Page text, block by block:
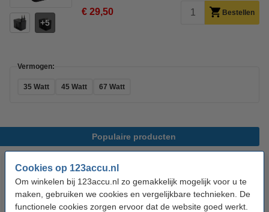
Cookies op 123accu.nl
Om winkelen bij 123accu.nl zo gemakkelijk mogelijk voor u te
maken, gebruiken we cookies en vergelijkbare technieken. De
functionele cookies zorgen ervoor dat de website goed werkt.
5
€ 29,50 Bestellen
Vermogen:
35 Watt 45 Watt 67 Watt
Populaire producten